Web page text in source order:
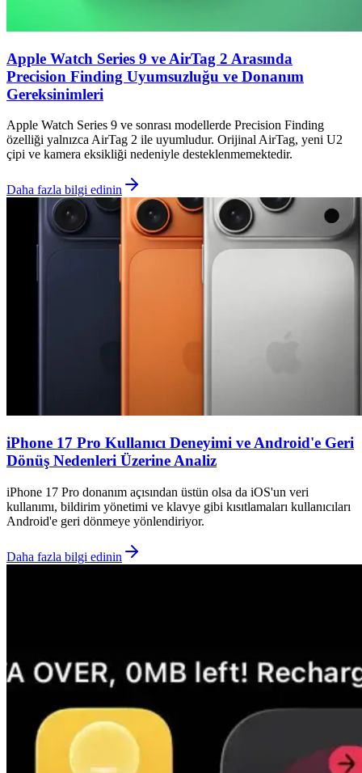
Apple Watch Series 9 ve AirTag 2 Arasında
Precision Finding Uyumsuzluğu ve Donanım
Gereksinimleri
Apple Watch Series 9 ve sonrası modellerde Precision Finding
özelliği yalnızca AirTag 2 ile uyumludur. Orijinal AirTag, yeni U2
çipi ve kamera eksikliği nedeniyle desteklenmemektedir.
Daha fazla bilgi edinin
iPhone 17 Pro Kullanıcı Deneyimi ve Android'e Geri
Dönüş Nedenleri Üzerine Analiz
iPhone 17 Pro donanım açısından üstün olsa da iOS'un veri
kullanımı, bildirim yönetimi ve klavye gibi kısıtlamaları kullanıcıları
Android'e geri dönmeye yönlendiriyor.
Daha fazla bilgi edinin